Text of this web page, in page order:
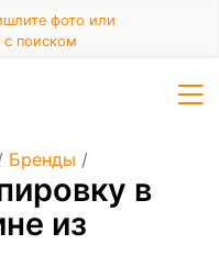
фото или
поиском
Бренды /
в
из